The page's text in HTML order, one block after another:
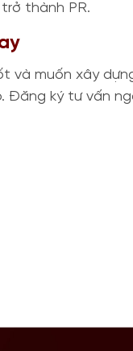
trở thành PR.
và muốn xây
Đăng ký tư vấn